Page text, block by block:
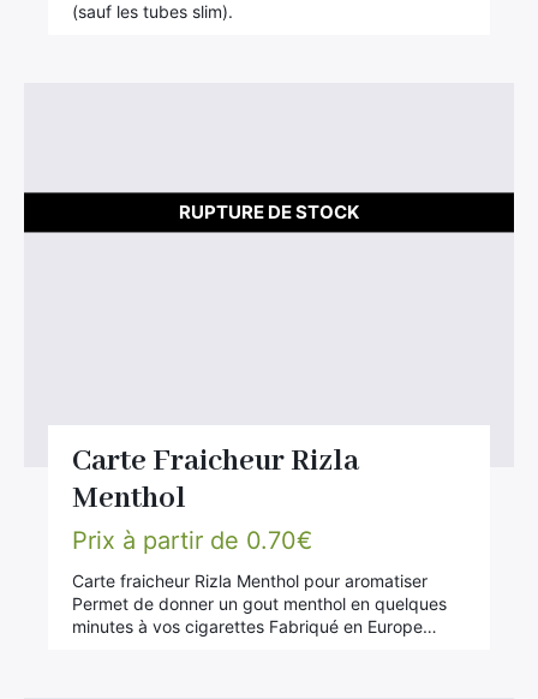
(sauf les tubes slim).
RUPTURE DE STOCK
Carte Fraicheur Rizla
Menthol
Prix à partir de 0.70€
Carte fraicheur Rizla Menthol pour aromatiser
Permet de donner un gout menthol en quelques
minutes à vos cigarettes Fabriqué en Europe…